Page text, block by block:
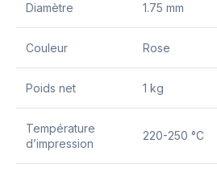
Diamètre 1.75 mm
Couleur Rose
Poids net 1 kg
Température
d’impression
220-250 °C